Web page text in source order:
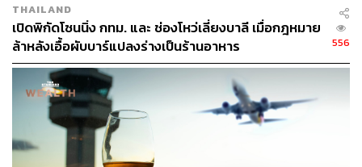
THAILAND
เปิดพิกัดโซนนิ่ง กทม. และ ช่องโหว่เลี่ยงบาลี เมื่อกฎหมาย
ล้าหลังเอื้อผับบาร์แปลงร่างเป็นร้านอาหาร
556